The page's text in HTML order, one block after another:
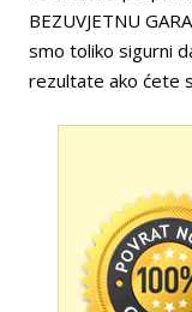
BEZUVJETNU
smo toliko sigurni
rezultate ako ćete